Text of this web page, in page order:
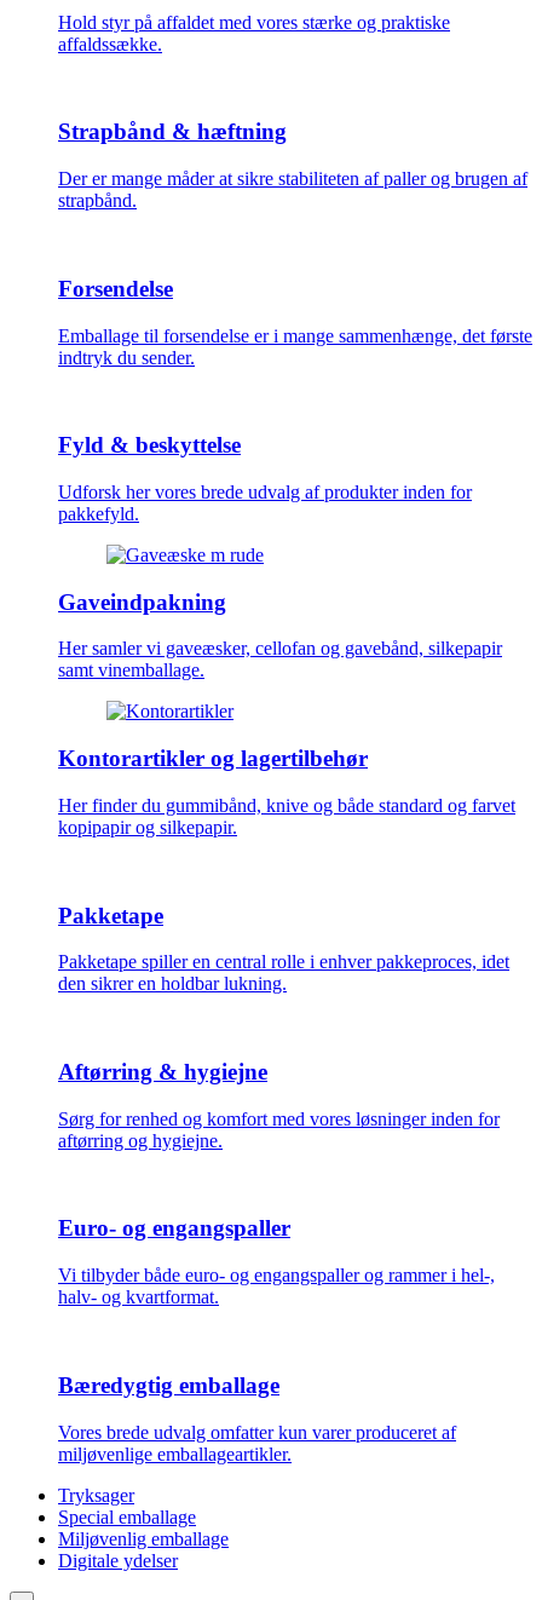
Hold styr på affaldet med vores stærke og praktiske
affaldssække.
Strapbånd & hæftning
Der er mange måder at sikre stabiliteten af paller og brugen af
strapbånd.
Forsendelse
Emballage til forsendelse er i mange sammenhænge, det første
indtryk du sender.
Fyld & beskyttelse
Udforsk her vores brede udvalg af produkter inden for
pakkefyld.
Gaveindpakning
Her samler vi gaveæsker, cellofan og gavebånd, silkepapir
samt vinemballage.
Kontorartikler og lagertilbehør
Her finder du gummibånd, knive og både standard og farvet
kopipapir og silkepapir.
Pakketape
Pakketape spiller en central rolle i enhver pakkeproces, idet
den sikrer en holdbar lukning.
Aftørring & hygiejne
Sørg for renhed og komfort med vores løsninger inden for
aftørring og hygiejne.
Euro- og engangspaller
Vi tilbyder både euro- og engangspaller og rammer i hel-,
halv- og kvartformat.
Bæredygtig emballage
Vores brede udvalg omfatter kun varer produceret af
miljøvenlige emballageartikler.
Tryksager
Special emballage
Miljøvenlig emballage
Digitale ydelser